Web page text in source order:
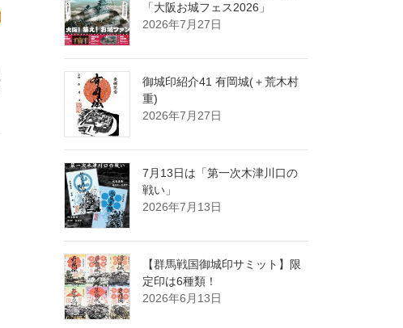
「大阪お城フェス2026」
2026年7月27日
御城印紹介41 有岡城(＋荒木村
重)
2026年7月27日
7月13日は「第一次木津川口の
戦い」
2026年7月13日
【群馬戦国御城印サミット】限
定印は6種類！
2026年6月13日